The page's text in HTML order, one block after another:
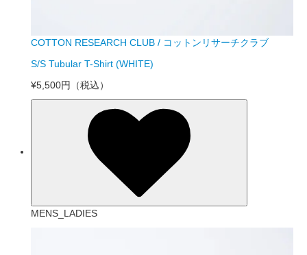
COTTON RESEARCH CLUB / コットンリサーチクラブ
S/S Tubular T-Shirt (WHITE)
¥5,500円 （税込）
MENS_LADIES